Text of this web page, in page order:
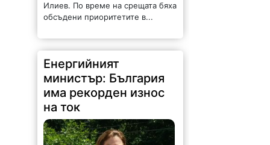
Илиев. По време на срещата бяха
обсъдени приоритетите в...
Енергийният
министър: България
има рекорден износ
на ток